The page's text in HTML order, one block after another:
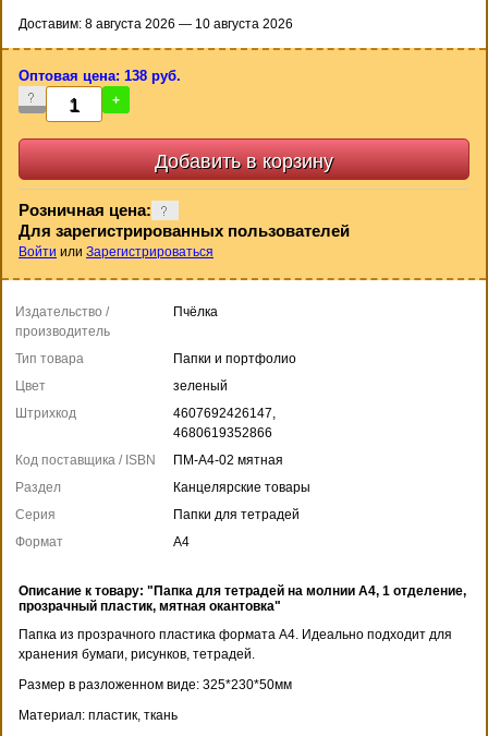
Доставим: 8 августа 2026 — 10 августа 2026
Оптовая цена: 138 руб.
- +
Розничная цена:
Для зарегистрированных пользователей
Войти или Зарегистрироваться
Издательство /
производитель
Пчёлка
Тип товара
Папки и портфолио
Цвет
зеленый
Штрихкод
4607692426147,
4680619352866
Код поставщика / ISBN
ПМ-А4-02 мятная
Раздел
Канцелярские товары
Серия
Папки для тетрадей
Формат
А4
Описание к товару: "Папка для тетрадей на молнии А4, 1 отделение,
прозрачный пластик, мятная окантовка"
Папка из прозрачного пластика формата А4. Идеально подходит для
хранения бумаги, рисунков, тетрадей.
Размер в разложенном виде: 325*230*50мм
Материал: пластик, ткань